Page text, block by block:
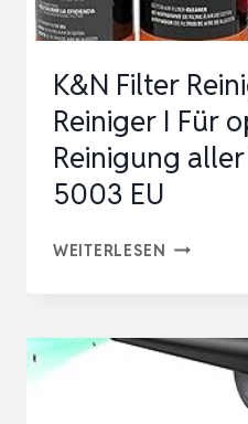
K&N Filter
Reiniger I Für
Reinigung
5003 EU
WEITERLESEN K&N
I